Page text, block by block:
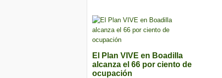
El Plan VIVE en Boadilla
alcanza el 66 por ciento de
ocupación